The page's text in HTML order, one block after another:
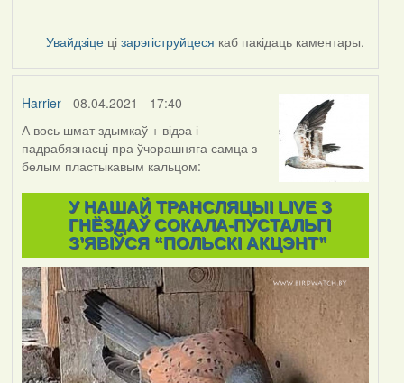
Увайдзіце цізарэгіструйцеся каб пакідаць каментары.
Harrier- 08.04.2021 - 17:40
А вось шмат здымкаў + відэа і
падрабязнасці пра ўчорашняга самца з
белым пластыкавым кальцом:
У НАШАЙ ТРАНСЛЯЦЫІ LIVE З
ГНЁЗДАЎ СОКАЛА-ПУСТАЛЬГІ
З’ЯВІЎСЯ “ПОЛЬСКІ АКЦЭНТ”